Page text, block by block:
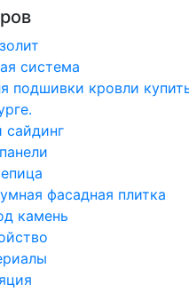
система
подшивки кровли
сайдинг
фасадная плитка
камень